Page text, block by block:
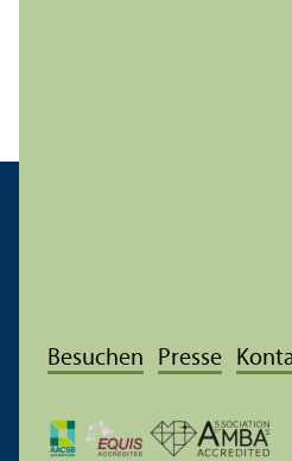
Besuchen Presse